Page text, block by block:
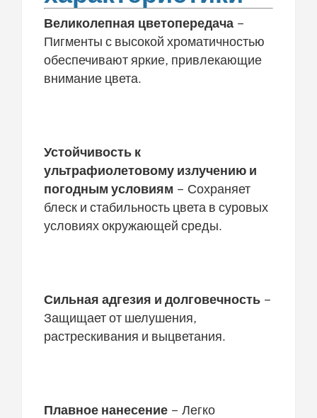
Великолепная цветопередача–
Пигменты с высокой хроматичностью
обеспечивают яркие, привлекающие
внимание цвета.
Устойчивость к
ультрафиолетовому излучению и
погодным условиям – Сохраняет
блеск и стабильность цвета в суровых
условиях окружающей среды.
Сильная адгезия и долговечность–
Защищает от шелушения,
растрескивания и выцветания.
Плавное нанесение– Легко